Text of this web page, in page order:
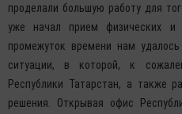
проделали большую работу для
уже начал прием физических и
промежуток времени нам
ситуации, в которой, к
Республики Татарстан, а также
решения. Открывая офис